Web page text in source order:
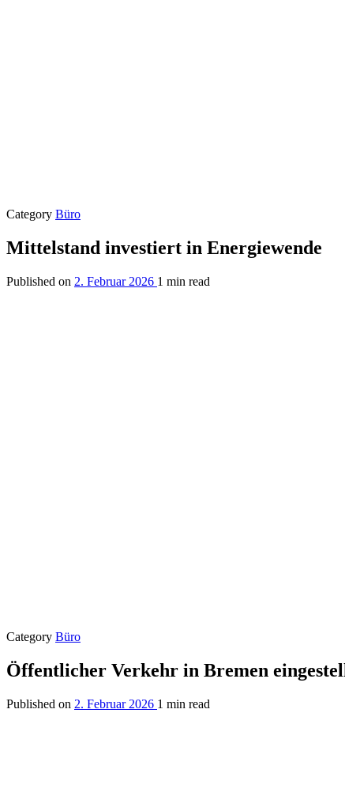
Category Büro
Mittelstand investiert in Energiewende
Published on 2. Februar 2026 1 min read
Category Büro
Öffentlicher Verkehr in Bremen
Published on 2. Februar 2026 1 min read